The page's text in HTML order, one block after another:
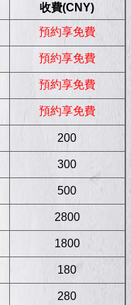
收費(CNY)
預約享免費
預約享免費
預約享免費
預約享免費
200
300
500
2800
1800
180
280